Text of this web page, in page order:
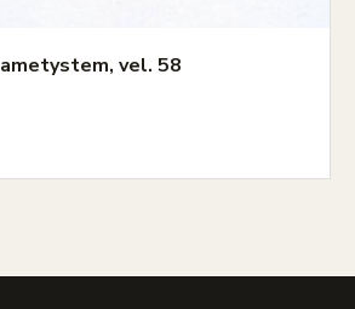
vel. 58